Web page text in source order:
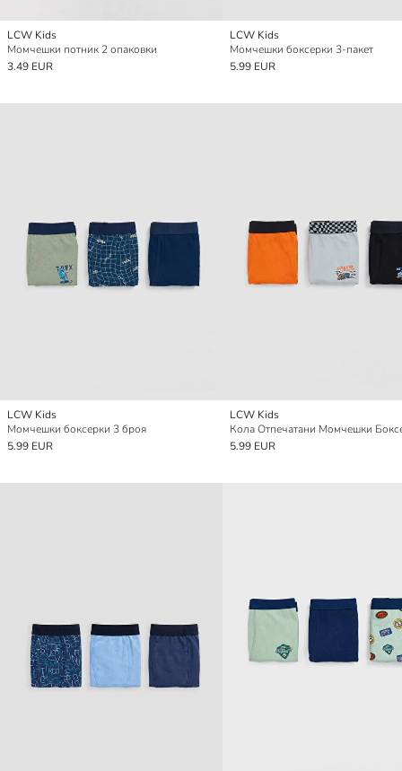
LCW Kids
Момчешки потник 2 опаковки
3.49 EUR
LCW Kids
Момчешки боксерки 3-пакет
5.99 EUR
LCW Kids
Момчешки боксерки 3 броя
5.99 EUR
LCW Kids
5.99 EUR